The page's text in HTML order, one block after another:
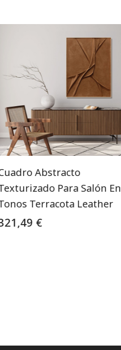
Abstracto
Para Salón En
Terracota Leather
€